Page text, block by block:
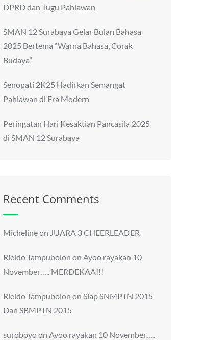
DPRD dan Tugu Pahlawan
SMAN 12 Surabaya Gelar Bulan Bahasa
2025 Bertema “Warna Bahasa, Corak
Budaya”
Senopati 2K25 Hadirkan Semangat
Pahlawan di Era Modern
Peringatan Hari Kesaktian Pancasila 2025
di SMAN 12 Surabaya
Recent Comments
Michelineon JUARA 3 CHEERLEADER
Rieldo Tampubolon on Ayoo rayakan 10
November….. MERDEKAA!!!
Rieldo Tampubolon on Siap SNMPTN 2015
Dan SBMPTN 2015
suroboyoon Ayoo rayakan 10 November…..